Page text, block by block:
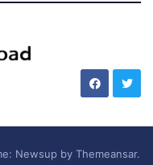
Newsup by Themeansar.